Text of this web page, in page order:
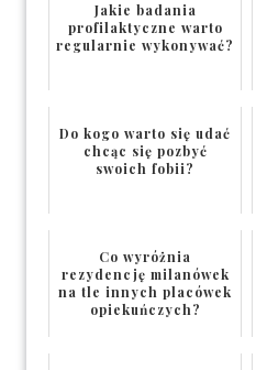
Jakie badania
profilaktyczne warto
regularnie wykonywać?
Do kogo warto się udać
chcąc się pozbyć
swoich fobii?
Co wyróżnia
rezydencję milanówek
na tle innych placówek
opiekuńczych?